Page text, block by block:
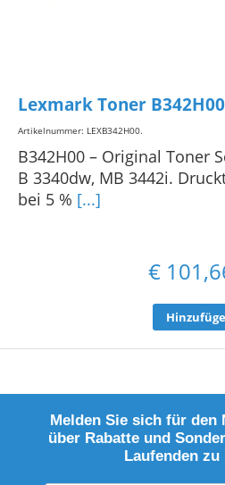
Lexmark Toner
Artikelnummer: LEXB342H00.
B342H00 – Original Toner
B 3340dw, MB 3442i.
bei 5 % [...]
€
Melden Sie sich für den
über Rabatte und
Laufenden